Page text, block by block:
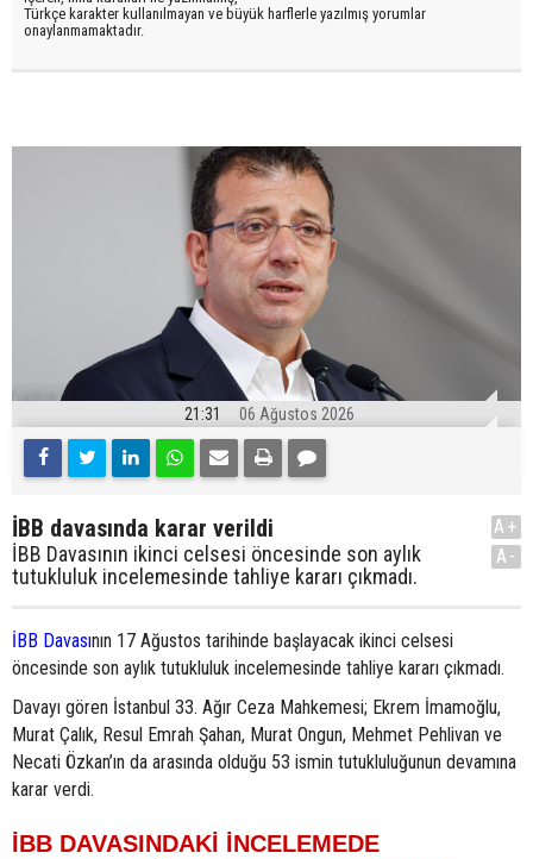
Türkçe karakter kullanılmayan ve büyük harflerle yazılmış yorumlar
onaylanmamaktadır.
21:31 06 Ağustos 2026
İBB davasında karar verildi
İBB Davasının ikinci celsesi öncesinde son aylık
tutukluluk incelemesinde tahliye kararı çıkmadı.
A+
A-
İBB Davasının 17 Ağustos tarihinde başlayacak ikinci celsesi
öncesinde son aylık tutukluluk incelemesinde tahliye kararı çıkmadı.
Davayı gören İstanbul 33. Ağır Ceza Mahkemesi; Ekrem İmamoğlu,
Murat Çalık, Resul Emrah Şahan, Murat Ongun, Mehmet Pehlivan ve
Necati Özkan’ın da arasında olduğu 53 ismin tutukluluğunun devamına
karar verdi.
İBB DAVASINDAKİ İNCELEMEDE